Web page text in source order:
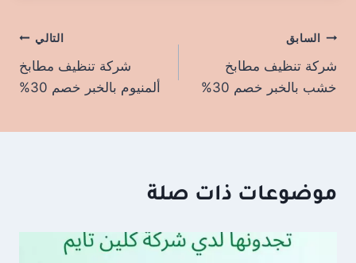
تصفّح
المقالات
السابق
شركة تنظيف مطابخ
خشب بالخبر خصم 30%
التالي
شركة تنظيف مطابخ
ألمنيوم بالخبر خصم 30%
موضوعات ذات صلة